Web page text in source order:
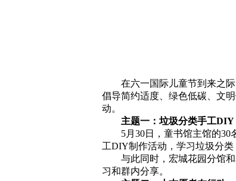
在六一国际儿童节到来之际
倡导简约适度、绿色低碳、文
动。
主题一：垃圾分类手工DIY
5月30日，童书馆主馆的30名
工DIY制作活动，学习垃圾分
与此同时，宏城花园分馆和
习和群内分享。